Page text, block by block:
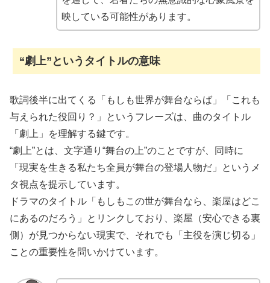
映している可能性があります。
“劇上”というタイトルの意味
歌詞後半に出てくる「もしも世界が舞台ならば」「これも
与えられた役回り？」というフレーズは、曲のタイトル
「劇上」を理解する鍵です。
“劇上”とは、文字通り“舞台の上”のことですが、同時に
「現実を生きる私たち全員が舞台の登場人物だ」というメ
タ視点を提示しています。
ドラマのタイトル「もしもこの世が舞台なら、楽屋はどこ
にあるのだろう」とリンクしており、楽屋（安心できる裏
側）が見つからない現実で、それでも「主役を演じ切る」
ことの重要性を問いかけています。